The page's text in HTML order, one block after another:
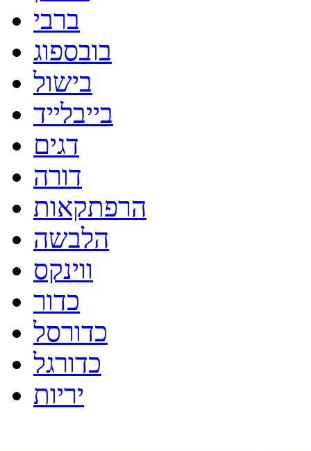
ברבי
בובספוג
בישול
בייבלייד
דגים
דורה
הרפתקאות
הלבשה
ווינקס
כדור
כדורסל
כדורגל
יריות